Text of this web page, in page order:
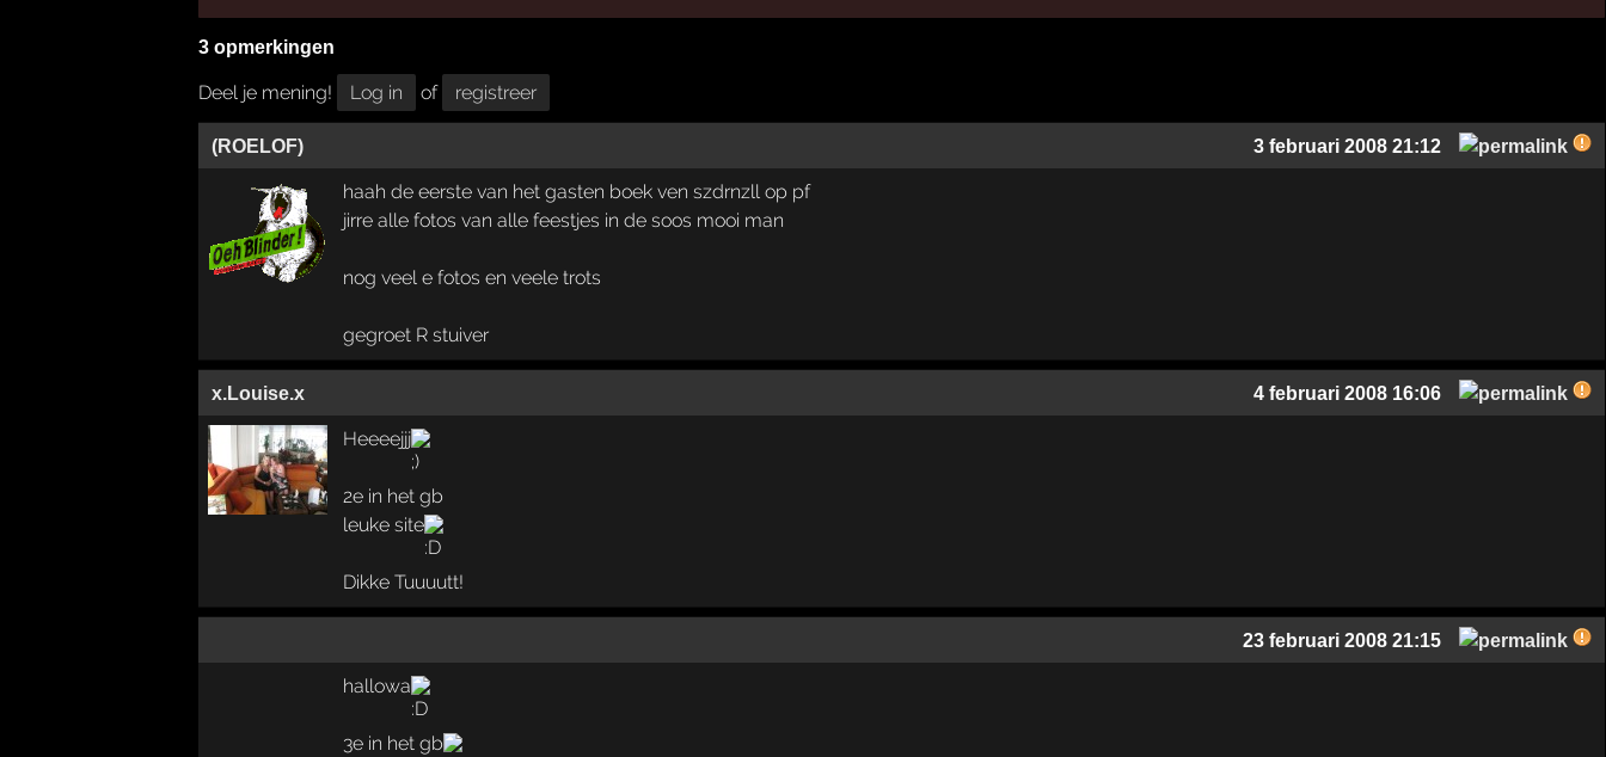
3 opmerkingen
Deel je mening! Log in of registreer
(ROELOF) 3 februari 2008 21:12
haah de eerste van het gasten boek ven szdrnzll op pf
jirre alle fotos van alle feestjes in de soos mooi man
nog veel e fotos en veele trots
gegroet R stuiver
x.Louise.x 4 februari 2008 16:06
Heeeejjj
2e in het gb
leuke site
Dikke Tuuuutt!
23 februari 2008 21:15
hallowa
3e in het gb